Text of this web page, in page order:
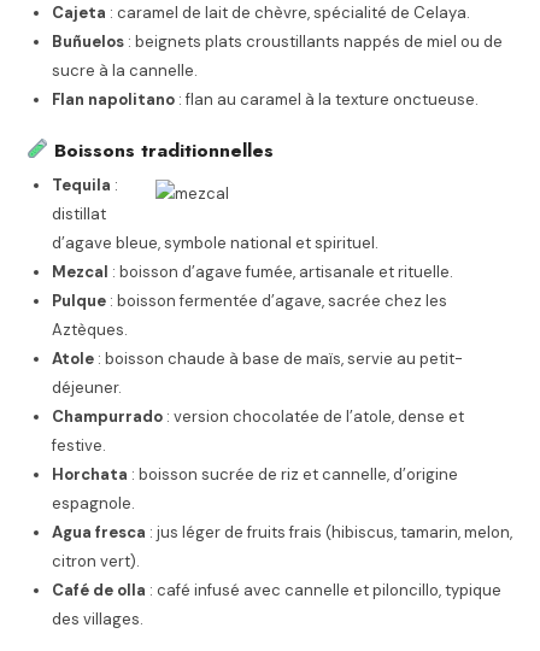
Cajeta : caramel de lait de chèvre, spécialité de Celaya.
Buñuelos : beignets plats croustillants nappés de miel ou de
sucre à la cannelle.
Flan napolitano : flan au caramel à la texture onctueuse.
Boissons traditionnelles
Tequila :
distillat
d’agave bleue, symbole national et spirituel.
Mezcal : boisson d’agave fumée, artisanale et rituelle.
Pulque : boisson fermentée d’agave, sacrée chez les
Aztèques.
Atole : boisson chaude à base de maïs, servie au petit-
déjeuner.
Champurrado : version chocolatée de l’atole, dense et
festive.
Horchata : boisson sucrée de riz et cannelle, d’origine
espagnole.
Agua fresca : jus léger de fruits frais (hibiscus, tamarin, melon,
citron vert).
Café de olla : café infusé avec cannelle et piloncillo, typique
des villages.